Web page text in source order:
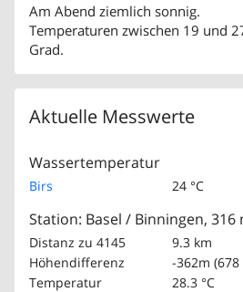
Am Abend ziemlich sonnig.
Temperaturen zwischen 19 und
Grad.
Aktuelle Messwerte
Wassertemperatur
Birs 24 °C
Station: Basel / Binningen, 316
Distanz zu 4145
9.3 km
Höhendifferenz
-362m
Temperatur
28.3 °C